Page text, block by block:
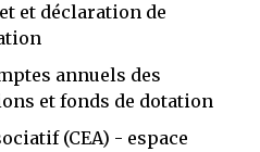
et déclaration de
annuels des
et fonds de dotation
(CEA) - espace